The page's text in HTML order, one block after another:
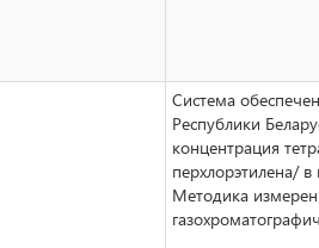
Система
Республики
концентрация
перхлорэтилена/
Методика